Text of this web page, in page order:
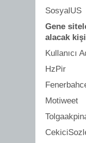
Gene
alacak